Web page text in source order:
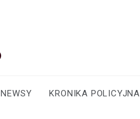
NEWSY KRONIKA POLICYJNA